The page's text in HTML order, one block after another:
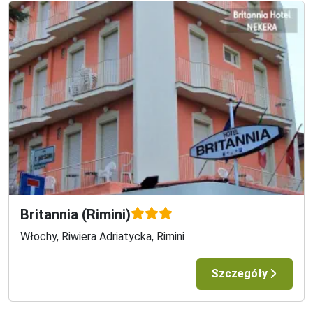
pod wpływem innych substancji odurzających, mogą grozić
kary od grzywny do aresztu, w zależności od stopnia
ciężkości. Na przykład poziom powyżej 1,5 g/l grozi
grzywną w wysokości do 6 000 Euro i karą pozbawienia
wolności do 1 roku.
Osoby do 18 lat są zobowiązane do noszenia
homologowanego kasku ochronnego podczas uprawiania
narciarstwa alpejskiego, snowboardu i saneczkarstwa.
Osoba odpowiedzialna za naruszenie tych przepisów
podlega karze administracyjnej w wysokości od 100 do 150
Euro.
W większości włoskcih regionów po przyjeździe na miejsce
pobierana jest obowiązkowa opłata klimatyczna (dzieci do
nie jest wliczona w podstawową cenę wycieczki, należy ją
Britannia (Rimini)
Włochy, Riwiera Adriatycka, Rimini
Szczegóły